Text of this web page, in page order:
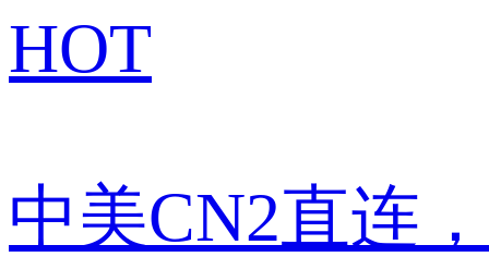
HOT
中美CN2直连